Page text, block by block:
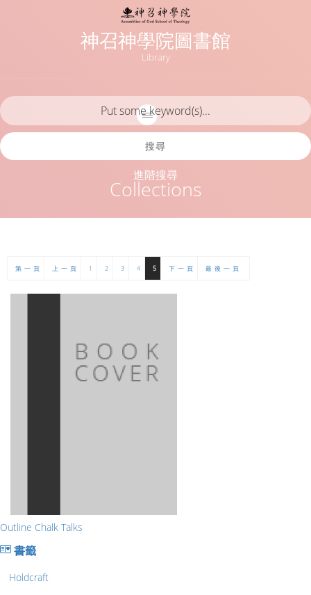
神召神學院圖書館
Library
Collections
搜尋
進階搜尋
第一頁 上一頁 1 2 3 4 5 下一頁 最後一頁
Outline Chalk Talks
書籤
Holdcraft